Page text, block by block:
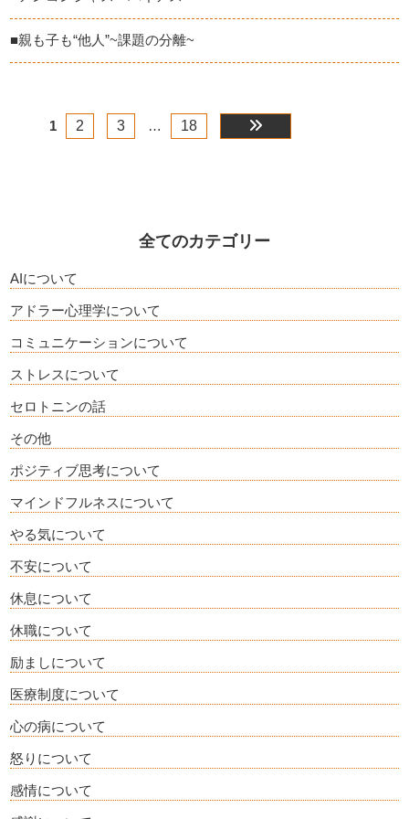
■親も子も“他人”~課題の分離~
1 2 3 … 18
全てのカテゴリー
AIについて
アドラー心理学について
コミュニケーションについて
ストレスについて
セロトニンの話
その他
ポジティブ思考について
マインドフルネスについて
やる気について
不安について
休息について
休職について
励ましについて
医療制度について
心の病について
怒りについて
感情について